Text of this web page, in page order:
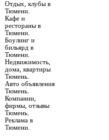
Отдых, клубы в
Тюмени.
Кафе и
рестораны в
Тюмени.
Боулинг и
бильярд в
Тюмени.
Недвижимость,
дома, квартиры
Тюмень.
Авто объявления
Тюмень.
Компании,
фирмы, отзывы
Тюмень.
Реклама в
Тюмени.